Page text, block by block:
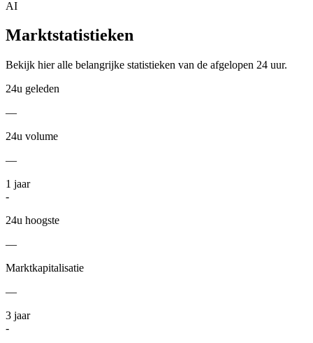
AI
Marktstatistieken
Bekijk hier alle belangrijke statistieken van de afgelopen 24 uur.
24u geleden
—
24u volume
—
1 jaar
-
24u hoogste
—
Marktkapitalisatie
—
3 jaar
-